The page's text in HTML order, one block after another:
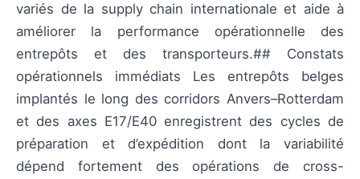
variés de la supply chain internationale et aide à
améliorer la performance opérationnelle des
entrepôts et des transporteurs.## Constats
opérationnels immédiats Les entrepôts belges
implantés le long des corridors Anvers–Rotterdam
et des axes E17/E40 enregistrent des cycles de
préparation et d’expédition dont la variabilité
dépend fortement des opérations de cross-